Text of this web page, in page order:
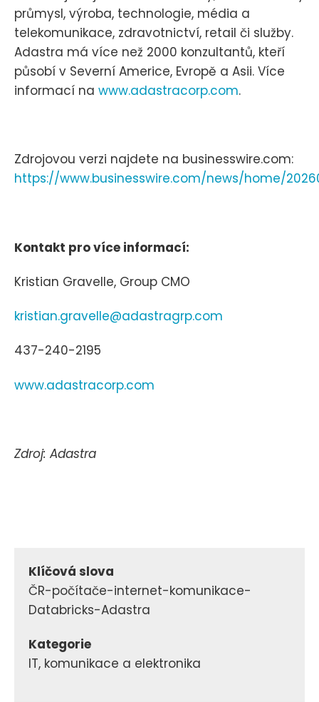
průmysl, výroba, technologie, média a
telekomunikace, zdravotnictví, retail či služby.
Adastra má více než 2000 konzultantů, kteří
působí v Severní Americe, Evropě a Asii. Více
informací na www.adastracorp.com.
Zdrojovou verzi najdete na businesswire.com:
https://www.businesswire.com/news/home/
Kontakt pro více informací:
Kristian Gravelle, Group CMO
kristian.gravelle@adastragrp.com
437-240-2195
www.adastracorp.com
Zdroj: Adastra
Klíčová slova
ČR-počítače-internet-komunikace-
Databricks-Adastra
Kategorie
IT, komunikace a elektronika